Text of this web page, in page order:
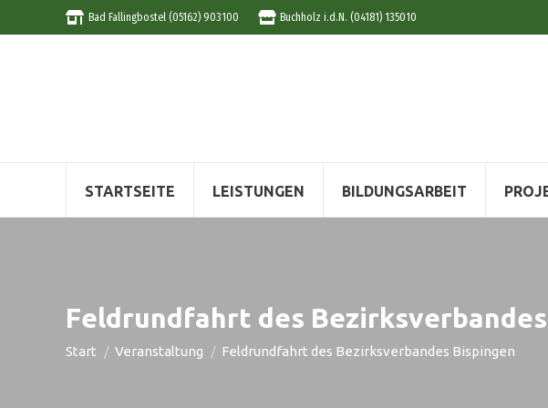
Bad Fallingbostel (05162) 903100 Buchholz i.d.N. (04181) 135010
STARTSEITE LEISTUNGEN BILDUNGSARBEIT
Feldrundfahrt des
Sie befinden sich hier:
Start Veranstaltung Feldrundfahrt des Bezirksverbandes Bispingen